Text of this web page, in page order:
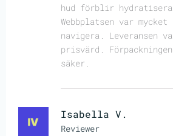
hud förblir
Webbplatsen var
navigera. Leveransen
prisvärd.
säker.
Isabella V.
Reviewer